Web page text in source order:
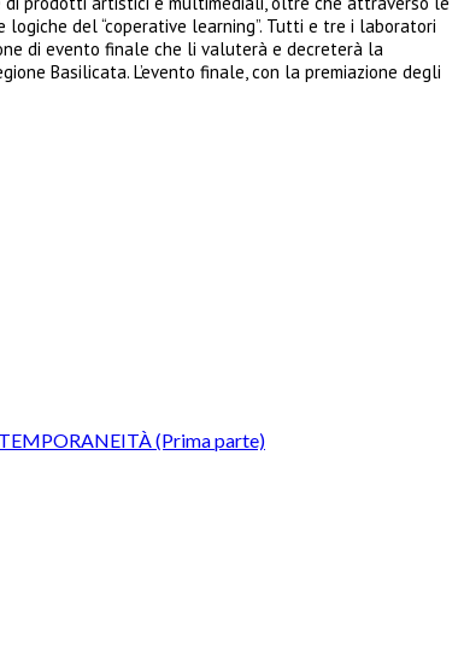
del “coperative learning”. Tutti e tre i laboratori
di evento finale che li valuterà e decreterà la
Basilicata. L’evento finale, con la premiazione degli
(Prima parte)